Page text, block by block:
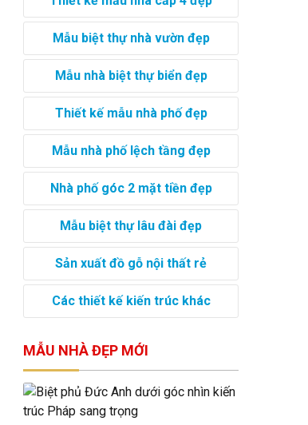
Mẫu biệt thự nhà vườn đẹp
Mẫu nhà biệt thự biển đẹp
Thiết kế mẫu nhà phố đẹp
Mẫu nhà phố lệch tầng đẹp
Nhà phố góc 2 mặt tiền đẹp
Mẫu biệt thự lâu đài đẹp
Sản xuất đồ gỗ nội thất rẻ
Các thiết kế kiến trúc khác
MẪU NHÀ ĐẸP MỚI